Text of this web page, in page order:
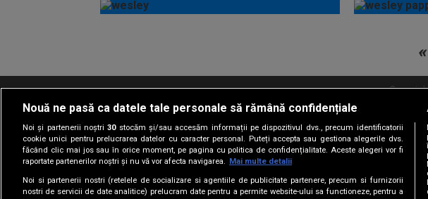
mai
mult
Termeni si conditii Politica de confidentialitate Abonare Digi TV
Nouă ne pasă ca datele tale personale să rămână confidențiale
Noi și partenerii noștri30stocăm și/sau accesăm informații pe dispozitivul dvs., precum identificatorii
cookie unici pentru prelucrarea datelor cu caracter personal. Puteți accepta sau gestiona alegerile dvs.
făcând clic mai jos sau în orice moment, pe pagina cu politica de confidențialitate. Aceste alegeri vor fi
raportate partenerilor noștri și nu vă vor afecta navigarea. Mai multe detalii
Noi si partenerii nostri (retelele de socializare si agentiile de publicitate partenere, precum si furnizorii
nostri de servicii de date analitice) prelucram date pentru a permite website-ului sa functioneze, pentru a